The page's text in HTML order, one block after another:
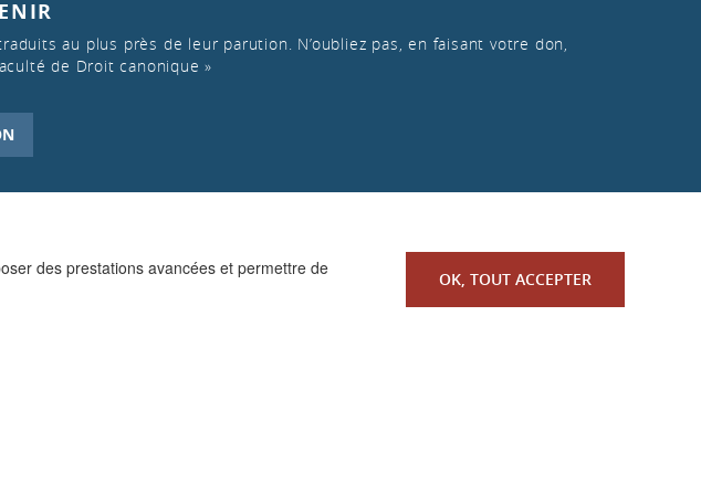
des prestations avancées et permettre de
OK, TOUT ACCEPTER
au plus près de leur parution. N’oubliez pas, en faisant votre don,
de Droit canonique »